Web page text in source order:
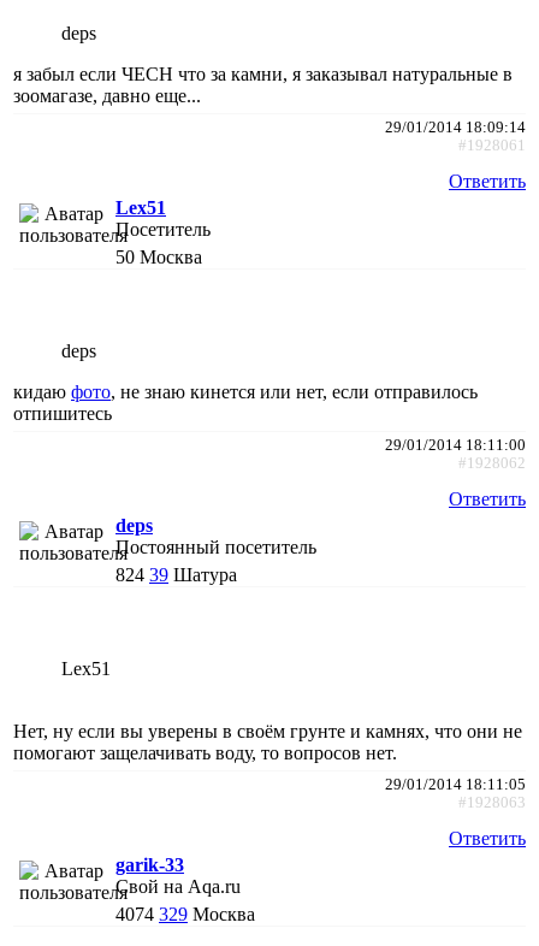
deps
я забыл если ЧЕСН что за камни, я заказывал натуральные в
зоомагазе, давно еще...
29/01/2014 18:09:14
#1928061
Ответить
Lex51
Посетитель
50 Москва
deps
кидаю фото, не знаю кинется или нет, если отправилось
отпишитесь
29/01/2014 18:11:00
#1928062
Ответить
deps
Постоянный посетитель
824 39 Шатура
Lex51
Нет, ну если вы уверены в своём грунте и камнях, что они не
помогают защелачивать воду, то вопросов нет.
29/01/2014 18:11:05
#1928063
Ответить
garik-33
Свой на Aqa.ru
4074 329 Москва